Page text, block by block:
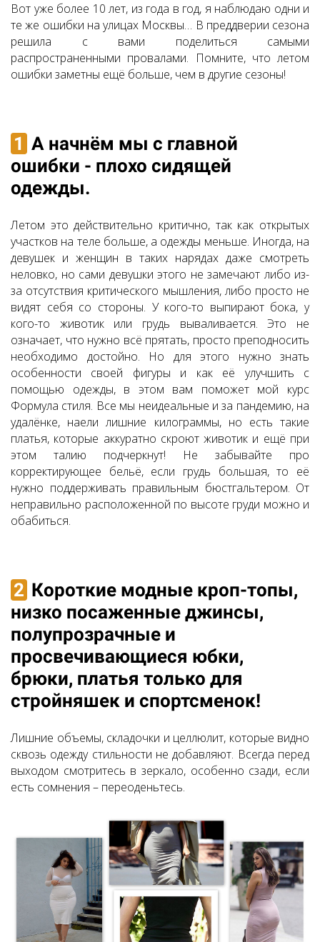
Вот уже более 10 лет, из года в год, я наблюдаю одни и
те же ошибки на улицах Москвы… В преддверии сезона
решила с вами поделиться самыми
распространенными провалами. Помните, что летом
ошибки заметны ещё больше, чем в другие сезоны!
1 А начнём мы с главной
ошибки - плохо сидящей
одежды.
Летом это действительно критично, так как открытых
участков на теле больше, а одежды меньше. Иногда, на
девушек и женщин в таких нарядах даже смотреть
неловко, но сами девушки этого не замечают либо из-
за отсутствия критического мышления, либо просто не
видят себя со стороны. У кого-то выпирают бока, у
кого-то животик или грудь вываливается. Это не
означает, что нужно всё прятать, просто преподносить
необходимо достойно. Но для этого нужно знать
особенности своей фигуры и как её улучшить с
помощью одежды, в этом вам поможет мой курс
Формула стиля. Все мы неидеальные и за пандемию, на
удалёнке, наели лишние килограммы, но есть такие
платья, которые аккуратно скроют животик и ещё при
этом талию подчеркнут! Не забывайте про
корректирующее бельё, если грудь большая, то её
нужно поддерживать правильным бюстгальтером. От
неправильно расположенной по высоте груди можно и
обабиться.
2 Короткие модные кроп-топы,
низко посаженные джинсы,
полупрозрачные и
просвечивающиеся юбки,
брюки, платья только для
стройняшек и спортсменок!
Лишние объемы, складочки и целлюлит, которые видно
сквозь одежду стильности не добавляют. Всегда перед
выходом смотритесь в зеркало, особенно сзади, если
есть сомнения – переоденьтесь.